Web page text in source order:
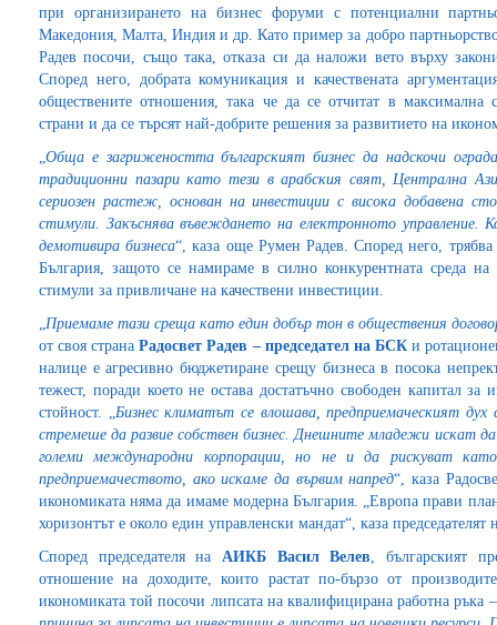
при организирането на бизнес форуми с потенциални
Македония, Малта, Индия и др. Като пример за добро
Радев посочи, също така, отказа си да наложи вето върху
Според него, добрата комуникация и качествената
обществените отношения, така че да се отчитат в максимална
страни и да се търсят най-добрите решения за развитието на
„Обща е загрижеността българският бизнес да надскочи
традиционни пазари като тези в арабския свят, Централна
сериозен растеж, основан на инвестиции с висока добавена
стимули. Закъснява въвеждането на електронното управление.
демотивира бизнеса“, каза още Румен Радев. Според него,
България, защото се намираме в силно конкурентната среда
стимули за привличане на качествени инвестиции.
„Приемаме тази среща като един добър тон в обществения
от своя странаРадосвет Радев – председател на БСКи
налице е агресивно бюджетиране срещу бизнеса в посока
тежест, поради което не остава достатъчно свободен капитал за
стойност. „Бизнес климатът се влошава, предприемаческият
стремеше да развие собствен бизнес. Днешните младежи искат
големи международни корпорации, но не и да рискуват
предприемачеството, ако искаме да вървим напред“, каза
икономиката няма да имаме модерна България. „Европа прави
хоризонтът е около един управленски мандат“, каза председателят
Според председателя на АИКБ Васил Велев, българският
отношение на доходите, които растат по-бързо от
икономиката той посочи липсата на квалифицирана работна ръка